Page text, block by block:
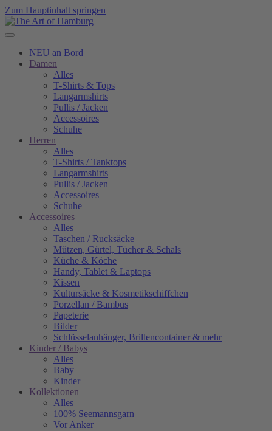
Zum Hauptinhalt springen
NEU an Bord
Damen
Alles
T-Shirts & Tops
Langarmshirts
Pullis / Jacken
Accessoires
Schuhe
Herren
Alles
T-Shirts / Tanktops
Langarmshirts
Pullis / Jacken
Accessoires
Schuhe
Accessoires
Alles
Taschen / Rucksäcke
Mützen, Gürtel, Tücher & Schals
Küche & Köche
Handy, Tablet & Laptops
Kissen
Kultursäcke & Kosmetikschiffchen
Porzellan / Bambus
Papeterie
Bilder
Schlüsselanhänger, Brillencontainer & mehr
Kinder / Babys
Alles
Baby
Kinder
Kollektionen
Alles
100% Seemannsgarn
Vor Anker